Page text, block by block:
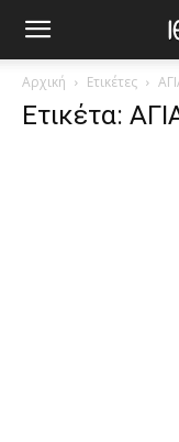
Αρχική Ετικέτες
Ετικέτα: